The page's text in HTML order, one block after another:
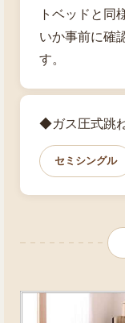
トベッドと同
いか事前に確
す。
◆ガス圧式跳
セミシングル